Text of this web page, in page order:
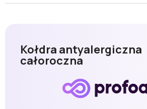
Kołdra antyalergiczna
całoroczna